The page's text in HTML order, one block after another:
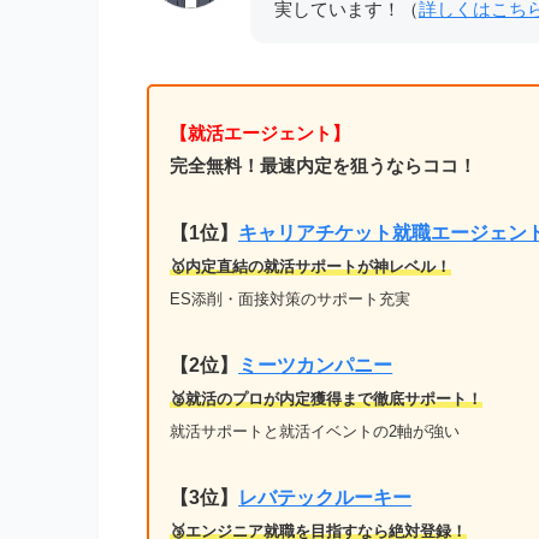
実しています！（詳しくはこち
【就活エージェント】
完全無料！最速内定を狙うならココ！
【1位】 キャリアチケット就職エージェン
🥇内定直結の就活サポートが神レベル！
ES添削・面接対策のサポート充実
【2位】 ミーツカンパニー
🥈就活のプロが内定獲得まで徹底サポート！
就活サポートと就活イベントの2軸が強い
【3位】 レバテックルーキー
🥉エンジニア就職を目指すなら絶対登録！